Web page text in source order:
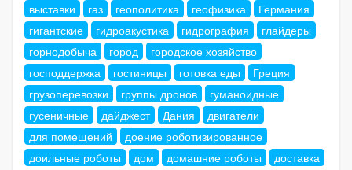
выставки
газ геополитика геофизика
Германия
гигантские
гидроакустика гидрография
глайдеры
горнодобыча
город
городское хозяйство
господдержка
гостиницы готовка еды
Греция
грузоперевозки
группы дронов
гуманоидные
гусеничные
дайджест Дания
двигатели
для помещений
доение роботизированное
доильные роботы
дом домашние роботы
доставка